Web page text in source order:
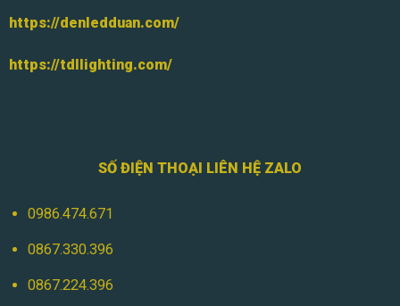
https://denledduan.com/
https://tdllighting.com/
SỐ ĐIỆN THOẠI LIÊN HỆ ZALO
0986.474.671
0867.330.396
0867.224.396